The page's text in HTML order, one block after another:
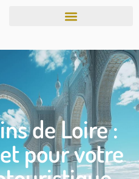
de Loire :
pour votre